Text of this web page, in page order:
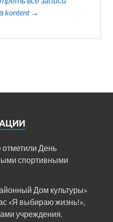
kontent →
День
спортивными
Дом культуры»
«Я выбираю жизнь!»,
учреждения.